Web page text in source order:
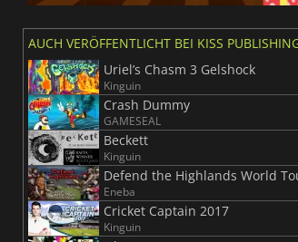
AUCH VERÖFFENTLICHT BEI KISS
Uriel’s Chasm 3 Gelshock
Kinguin
Crash Dummy
GAMESEAL
Beckett
Kinguin
Defend the Highlands World
Eneba
Cricket Captain 2017
Kinguin